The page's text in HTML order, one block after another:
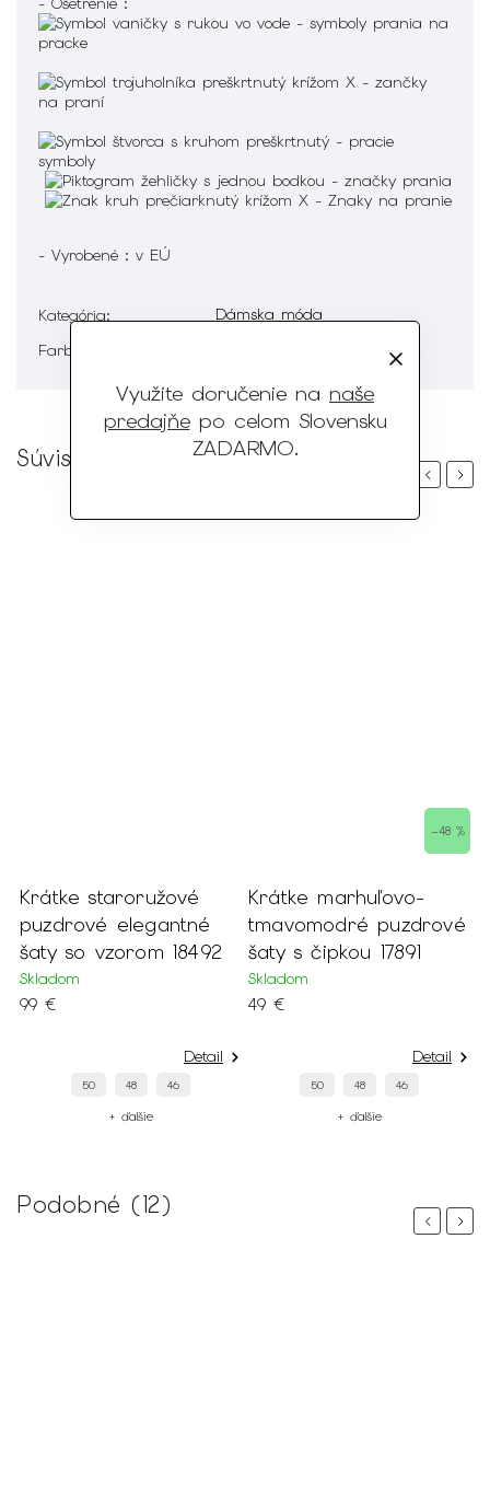
Využite doručenie na naše
predajňepo celom Slovensku
ZADARMO.
- Vyrobené : v EÚ
Kategória:
Dámska móda
Farba
Súvisiaci tovar
Previous
Krátke staroružové
puzdrové elegantné
šaty so vzorom 18492
Skladom
99 €
Detail
50 48 46
+ ďalšie
–48 %
Krátke marhuľovo-
tmavomodré puzdrové
šaty s čipkou 17891
Skladom
49 €
Detail
50 48 46
+ ďalšie
Next
Podobné (12)
PreviousNext